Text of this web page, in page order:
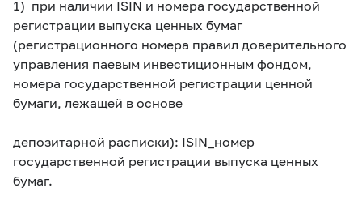
1) при наличии ISIN и номера государственной
регистрации выпуска ценных бумаг
(регистрационного номера правил доверительного
управления паевым инвестиционным фондом,
номера государственной регистрации ценной
бумаги, лежащей в основе
депозитарной расписки): ISIN_номер
государственной регистрации выпуска ценных
бумаг.